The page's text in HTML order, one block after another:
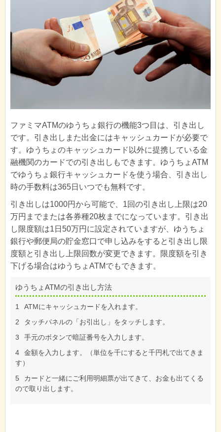
ファミマATMのゆうちょ銀行の機能3つ目は、引き出し
です。引き出しまた出金にはキャッシュカードが必要で
す。ゆうちょのキャッシュカード以外に提携している金
融機関のカードでの引き出しもできます。ゆうちょATM
でゆうちょ銀行キャッシュカードを使う場合、引き出し
時の手数料は365日いつでも無料です。
引き出しは1000円から可能で、1回の引き出し上限は20
万円までまたは各券種20枚までになっています。引き出
し限度額は1日50万円に設定されていますが、ゆうちょ
銀行や郵便局の貯金窓口で申し込みをすると引き出し限
度額と引き出し上限回数が変更できます。限度額を引き
下げる場合はゆうちょATMでもできます。
ゆうちょATMの引き出し方法
1
ATMにキャッシュカードを入れます。
2
タッチパネルの「お引出し」をタッチします。
3
手元のボタンで暗証番号を入力します。
4
金額を入力します。（単位を千にすると千円札で出てきま
す）
5
カードと一緒にご利用明細票が出てきて、お金も出てくる
ので取り出します。